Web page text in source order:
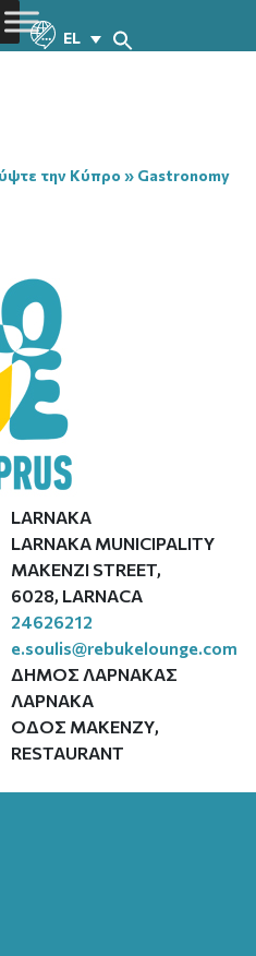
EL
την Κύπρο » Gastronomy
LARNAKA
LARNAKA MUNICIPALITY
MAKENZI STREET,
6028, LARNACA
24626212
e.soulis@rebukelounge.com
ΔΗΜΟΣ ΛΑΡΝΑΚΑΣ
ΛΑΡΝΑΚΑ
ΟΔΟΣ ΜΑΚΕΝΖΥ,
RESTAURANT